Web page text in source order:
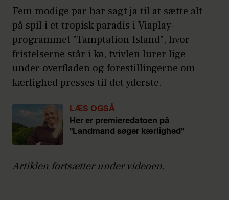
Fem modige par har sagt ja til at sætte alt
på spil i et tropisk paradis i Viaplay-
programmet "Tamptation Island", hvor
fristelserne står i kø, tvivlen lurer lige
under overfladen og forestillingerne om
kærlighed presses til det yderste.
LÆS OGSÅ
Her er premieredatoen på
"Landmand søger kærlighed"
Artiklen fortsætter under videoen.